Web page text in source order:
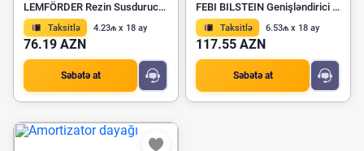
LEMFÖRDER Rezin Susdurucu Blok 33293 01
Taksitlə 4.23₼ x 18 ay
76.19 AZN
Səbətə at
FEBI BILSTEIN Genişləndirici antifriz çəninin bərkidicisi 104090
Taksitlə 6.53₼ x 18 ay
117.55 AZN
Səbətə at